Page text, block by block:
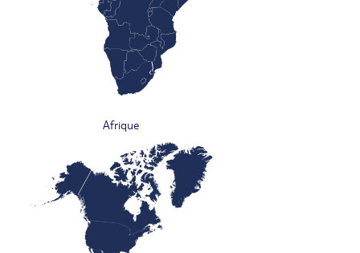
Afrique